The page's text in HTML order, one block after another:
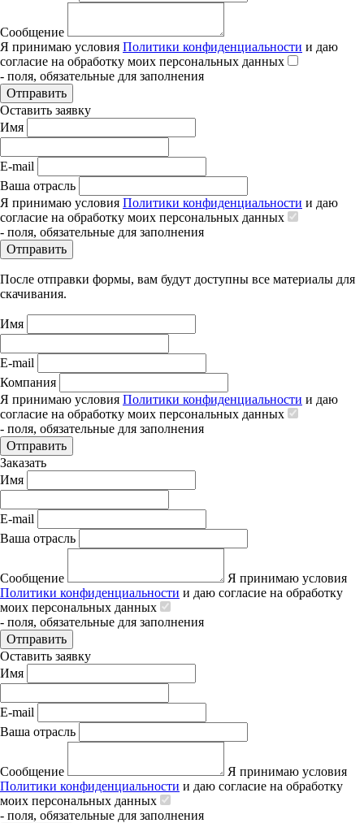
Сообщение
Я принимаю условия Политики конфиденциальности и даю
согласие на обработку моих персональных данных
- поля, обязательные для заполнения
Отправить
Оставить заявку
Имя
E-mail
Ваша отрасль
Я принимаю условия Политики конфиденциальности и даю
согласие на обработку моих персональных данных
- поля, обязательные для заполнения
Отправить
После отправки формы, вам будут доступны все материалы для
скачивания.
Имя
E-mail
Компания
Я принимаю условия Политики конфиденциальности и даю
согласие на обработку моих персональных данных
- поля, обязательные для заполнения
Отправить
Заказать
Имя
E-mail
Ваша отрасль
Сообщение
Я принимаю условия
Политики конфиденциальности и даю согласие на обработку
моих персональных данных
- поля, обязательные для заполнения
Отправить
Оставить заявку
Имя
E-mail
Ваша отрасль
Сообщение
Я принимаю условия
Политики конфиденциальности и даю согласие на обработку
моих персональных данных
- поля, обязательные для заполнения